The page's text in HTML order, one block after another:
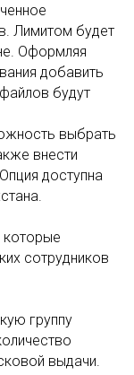
Лимитом будет
Оформляя
добавить
будут
выбрать
внести
доступна
которые
сотрудников
группу
выдачи.